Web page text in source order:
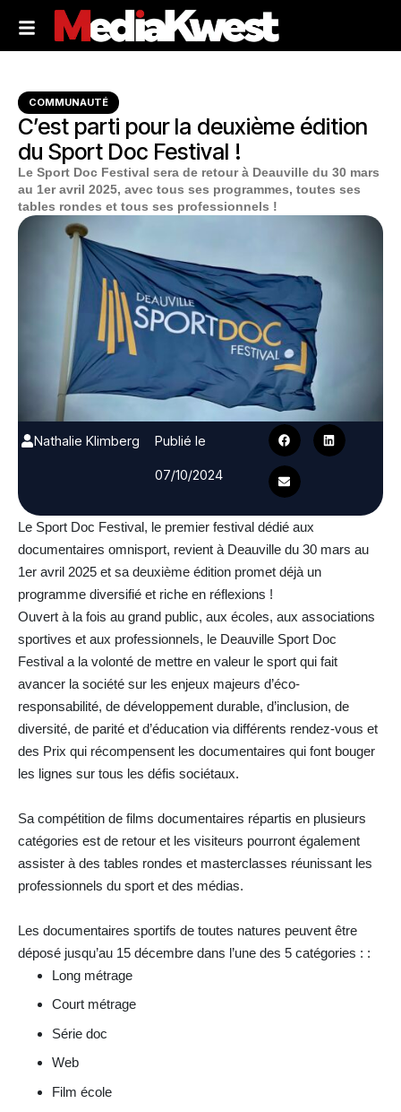
COMMUNAUTÉ
C’est parti pour la deuxième édition
du Sport Doc Festival !
Le Sport Doc Festival sera de retour à Deauville du 30 mars
au 1er avril 2025, avec tous ses programmes, toutes ses
tables rondes et tous ses professionnels !
Nathalie Klimberg
Publié le
07/10/2024
Le Sport Doc Festival, le premier festival dédié aux
documentaires omnisport, revient à Deauville du 30 mars au
1er avril 2025 et sa deuxième édition promet déjà un
programme diversifié et riche en réflexions !
Ouvert à la fois au grand public, aux écoles, aux associations
sportives et aux professionnels, le Deauville Sport Doc
Festival a la volonté de mettre en valeur le sport qui fait
avancer la société sur les enjeux majeurs d’éco-
responsabilité, de développement durable, d’inclusion, de
diversité, de parité et d’éducation via différents rendez-vous et
des Prix qui récompensent les documentaires qui font bouger
les lignes sur tous les défis sociétaux.
Sa compétition de films documentaires répartis en plusieurs
catégories est de retour et les visiteurs pourront également
assister à des tables rondes et masterclasses réunissant les
professionnels du sport et des médias.
Les documentaires sportifs de toutes natures peuvent être
déposé jusqu’au 15 décembre dans l’une des 5 catégories : :
Long métrage
Court métrage
Série doc
Web
Film école